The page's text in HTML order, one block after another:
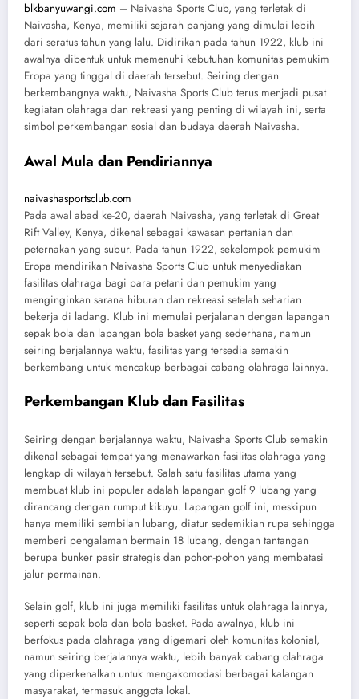
blkbanyuwangi.com – Naivasha Sports Club, yang terletak di
Naivasha, Kenya, memiliki sejarah panjang yang dimulai lebih
dari seratus tahun yang lalu. Didirikan pada tahun 1922, klub ini
awalnya dibentuk untuk memenuhi kebutuhan komunitas pemukim
Eropa yang tinggal di daerah tersebut. Seiring dengan
berkembangnya waktu, Naivasha Sports Club terus menjadi pusat
kegiatan olahraga dan rekreasi yang penting di wilayah ini, serta
simbol perkembangan sosial dan budaya daerah Naivasha.
Awal Mula dan Pendiriannya
naivashasportsclub.com
Pada awal abad ke-20, daerah Naivasha, yang terletak di Great
Rift Valley, Kenya, dikenal sebagai kawasan pertanian dan
peternakan yang subur. Pada tahun 1922, sekelompok pemukim
Eropa mendirikan Naivasha Sports Club untuk menyediakan
fasilitas olahraga bagi para petani dan pemukim yang
menginginkan sarana hiburan dan rekreasi setelah seharian
bekerja di ladang. Klub ini memulai perjalanan dengan lapangan
sepak bola dan lapangan bola basket yang sederhana, namun
seiring berjalannya waktu, fasilitas yang tersedia semakin
berkembang untuk mencakup berbagai cabang olahraga lainnya.
Perkembangan Klub dan Fasilitas
Seiring dengan berjalannya waktu, Naivasha Sports Club semakin
dikenal sebagai tempat yang menawarkan fasilitas olahraga yang
lengkap di wilayah tersebut. Salah satu fasilitas utama yang
membuat klub ini populer adalah lapangan golf 9 lubang yang
dirancang dengan rumput kikuyu. Lapangan golf ini, meskipun
hanya memiliki sembilan lubang, diatur sedemikian rupa sehingga
memberi pengalaman bermain 18 lubang, dengan tantangan
berupa bunker pasir strategis dan pohon-pohon yang membatasi
jalur permainan.
Selain golf, klub ini juga memiliki fasilitas untuk olahraga lainnya,
seperti sepak bola dan bola basket. Pada awalnya, klub ini
berfokus pada olahraga yang digemari oleh komunitas kolonial,
namun seiring berjalannya waktu, lebih banyak cabang olahraga
yang diperkenalkan untuk mengakomodasi berbagai kalangan
masyarakat, termasuk anggota lokal.